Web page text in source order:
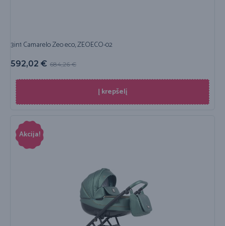
3in1 Camarelo Zeo eco, ZEOECO-02
684,26€
592,02 €
Į krepšelį
Akcija!